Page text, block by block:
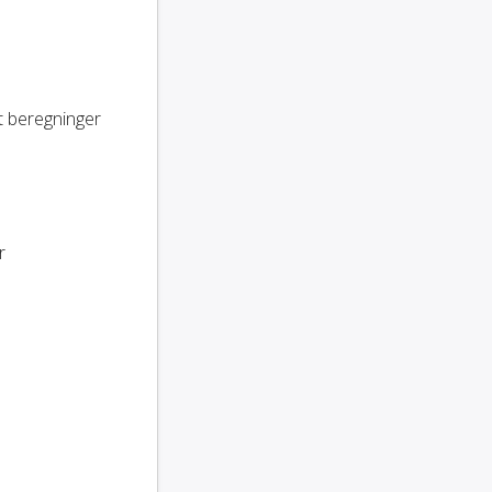
beregninger